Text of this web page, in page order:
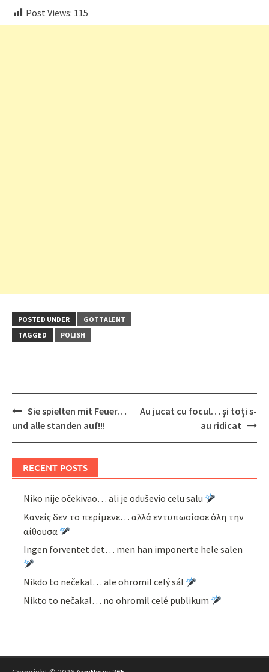
Post Views: 115
POSTED UNDER
GOTTALENT
TAGGED
POLISH
Post
navigation
Sie spielten mit Feuer…
und alle standen auf!!!
Au jucat cu focul… și toți s-
au ridicat
RECENT POSTS
Niko nije očekivao… ali je oduševio celu salu
Κανείς δεν το περίμενε… αλλά εντυπωσίασε όλη την
αίθουσα
Ingen forventet det… men han imponerte hele salen
Nikdo to nečekal… ale ohromil celý sál
Nikto to nečakal… no ohromil celé publikum